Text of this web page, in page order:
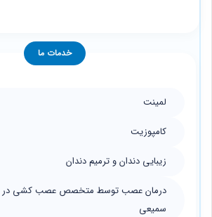
خدمات ما
لمینت
کامپوزیت
زیبایی دندان و ترمیم دندان
درمان عصب توسط متخصص عصب کشی در
سمیعی